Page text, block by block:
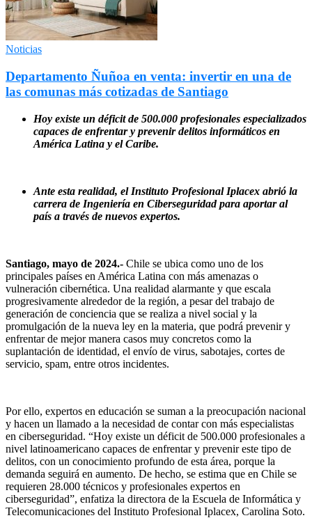
Noticias
Departamento Ñuñoa en venta: invertir en una de
las comunas más cotizadas de Santiago
Hoy existe un déficit de 500.000 profesionales especializados
capaces de enfrentar y prevenir delitos informáticos en
América Latina y el Caribe.
Ante esta realidad, el Instituto Profesional Iplacex abrió la
carrera de Ingeniería en Ciberseguridad para aportar al
país a través de nuevos expertos.
Santiago, mayo de 2024.- Chile se ubica como uno de los
principales países en América Latina con más amenazas o
vulneración cibernética. Una realidad alarmante y que escala
progresivamente alrededor de la región, a pesar del trabajo de
generación de conciencia que se realiza a nivel social y la
promulgación de la nueva ley en la materia, que podrá prevenir y
enfrentar de mejor manera casos muy concretos como la
suplantación de identidad, el envío de virus, sabotajes, cortes de
servicio, spam, entre otros incidentes.
Por ello, expertos en educación se suman a la preocupación nacional
y hacen un llamado a la necesidad de contar con más especialistas
en ciberseguridad. “Hoy existe un déficit de 500.000 profesionales a
nivel latinoamericano capaces de enfrentar y prevenir este tipo de
delitos, con un conocimiento profundo de esta área, porque la
demanda seguirá en aumento. De hecho, se estima que en Chile se
requieren 28.000 técnicos y profesionales expertos en
ciberseguridad”, enfatiza la directora de la Escuela de Informática y
Telecomunicaciones del Instituto Profesional Iplacex, Carolina Soto.